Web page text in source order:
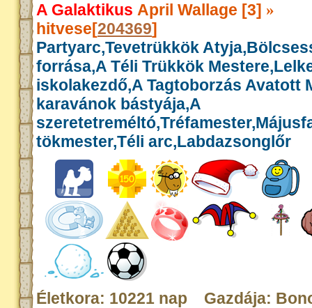
A Galaktikus April Wallage [3] »
hitvese[204369]
Partyarc,Tevetrükkök
forrása,A Téli Trükkök
iskolakezdő,A Tagtoborzás Avatott
karavánok bástyája,A
tökmester,Téli arc,Labdazsonglőr
Életkora: 10221 nap Gazdája: